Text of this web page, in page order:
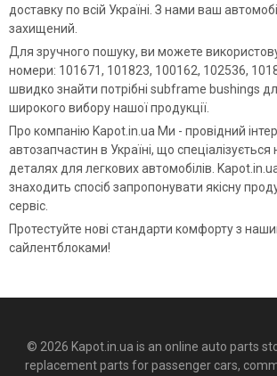
доставку по всій Україні. З нами ваш
захищений.
Для зручного пошуку, ви можете
номери: 101671, 101823, 100162, 102536,
швидко знайти потрібні subframe bushings
широкого вибору нашої продукції.
Про компанію Kapot.in.ua Ми - провідний
автозапчастин в Україні, що
деталях для легкових автомобілів.
знаходить спосіб запропонувати якісну
сервіс.
Протестуйте нові стандарти комфорту з
сайлентблоками!
© 2026 Kapot.in.ua is an online auto parts
replacement parts for passenger cars,